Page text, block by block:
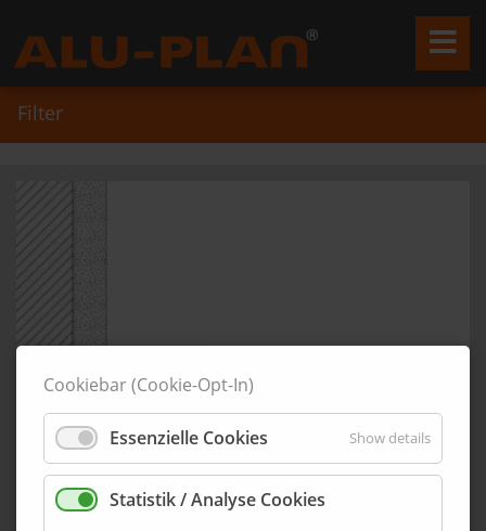
Filter
Cookiebar (Cookie-Opt-In)
Essenzielle Cookies Show details
Statistik / Analyse Cookies